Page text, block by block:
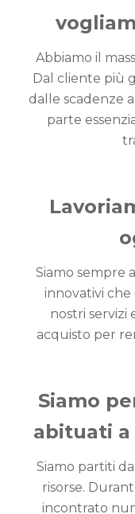
Abbiamo il
Dal cliente più
dalle scadenze
parte
Siamo sempre
innovativi
nostri servizi
acquisto per
Siamo
abituati a
Siamo partiti
risorse.
incontrato